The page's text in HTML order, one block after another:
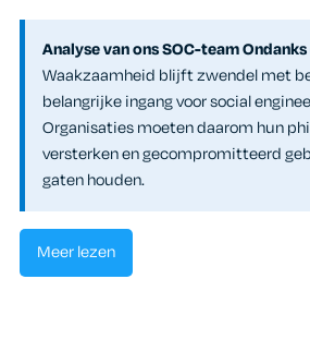
Analyse van ons SOC-team
Waakzaamheid blijft zwendel met
belangrijke ingang voor social
Organisaties moeten daarom hun
versterken en gecompromitteerd
gaten houden.
Meer lezen